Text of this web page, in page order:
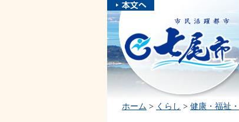
本文へスキ
ップしま
す。
市民活躍都市 七尾市
ホーム > くらし > 健康・福祉